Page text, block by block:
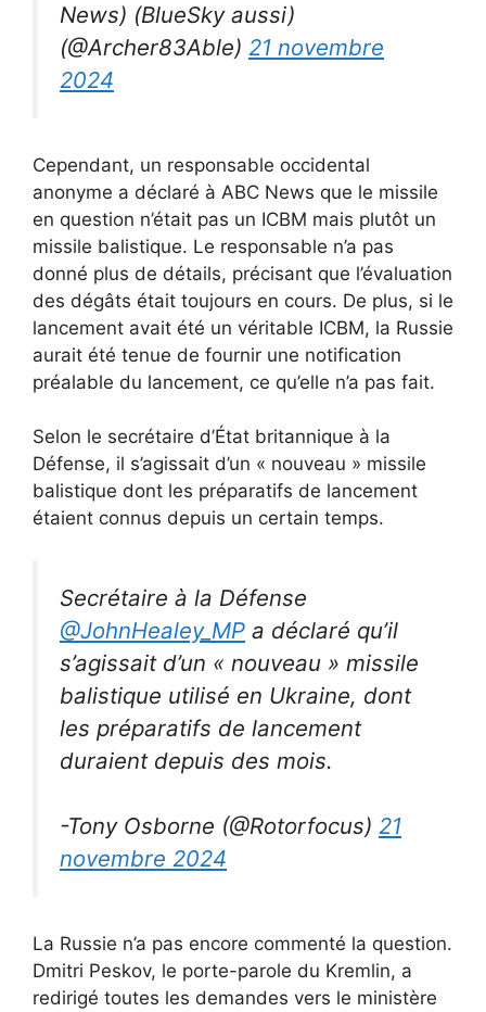
News) (BlueSky aussi)
(@Archer83Able) 21 novembre
2024
Cependant, un responsable occidental
anonyme a déclaré à ABC News que le missile
en question n’était pas un ICBM mais plutôt un
missile balistique. Le responsable n’a pas
donné plus de détails, précisant que l’évaluation
des dégâts était toujours en cours. De plus, si le
lancement avait été un véritable ICBM, la Russie
aurait été tenue de fournir une notification
préalable du lancement, ce qu’elle n’a pas fait.
Selon le secrétaire d’État britannique à la
Défense, il s’agissait d’un « nouveau » missile
balistique dont les préparatifs de lancement
étaient connus depuis un certain temps.
Secrétaire à la Défense
@JohnHealey_MP a déclaré qu’il
s’agissait d’un « nouveau » missile
balistique utilisé en Ukraine, dont
les préparatifs de lancement
duraient depuis des mois.
-Tony Osborne (@Rotorfocus) 21
novembre 2024
La Russie n’a pas encore commenté la question.
Dmitri Peskov, le porte-parole du Kremlin, a
redirigé toutes les demandes vers le ministère